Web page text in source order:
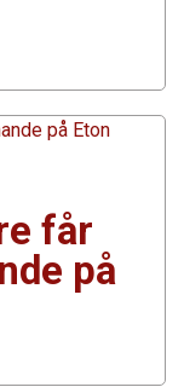
får
på